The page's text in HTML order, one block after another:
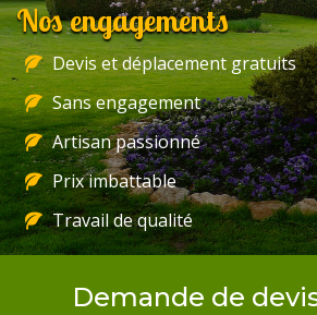
Nos engagements
Devis et déplacement gratuits
Sans engagement
Artisan passionné
Prix imbattable
Travail de qualité
Demande de